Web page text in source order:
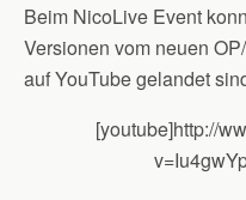
Beim NicoLive Event
Versionen vom neuen
auf YouTube gelandet
[youtube]http://